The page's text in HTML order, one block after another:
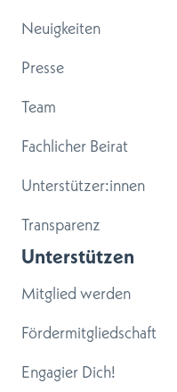
Neuigkeiten
Presse
Team
Fachlicher Beirat
Unterstützer:innen
Transparenz
Unterstützen
Mitglied werden
Fördermitgliedschaft
Engagier Dich!